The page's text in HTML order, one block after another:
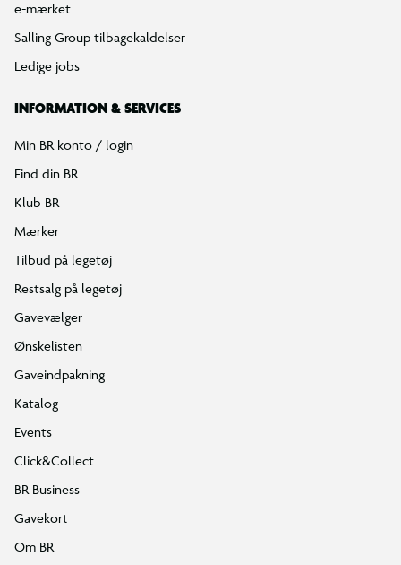
e-mærket
Salling Group tilbagekaldelser
Ledige jobs
INFORMATION & SERVICES
Min BR konto / login
Find din BR
Klub BR
Mærker
Tilbud på legetøj
Restsalg på legetøj
Gavevælger
Ønskelisten
Gaveindpakning
Katalog
Events
Click&Collect
BR Business
Gavekort
Om BR